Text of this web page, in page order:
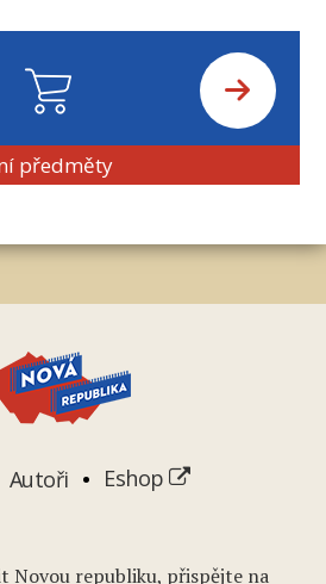
předměty
Autoři Eshop
Novou republiku, přispějte na